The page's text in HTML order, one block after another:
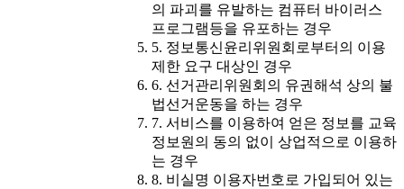
의 파괴를 유발하는 컴퓨터 바이러스
프로그램등을 유포하는 경우
5. 정보통신윤리위원회로부터의 이용
제한 요구 대상인 경우
6. 선거관리위원회의 유권해석 상의 불
법선거운동을 하는 경우
7. 서비스를 이용하여 얻은 정보를 교육
정보원의 동의 없이 상업적으로 이용하
는 경우
8. 비실명 이용자번호로 가입되어 있는